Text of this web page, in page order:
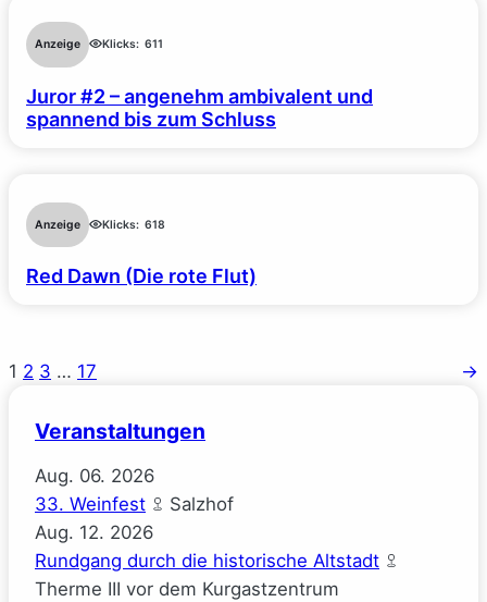
Anzeige Klicks: 611
Juror #2 – angenehm ambivalent und
spannend bis zum Schluss
Anzeige Klicks: 618
Red Dawn (Die rote Flut)
1 2 3 … 17 →
Veranstaltungen
Aug. 06. 2026
33. Weinfest
Salzhof
Aug. 12. 2026
Rundgang durch die historische Altstadt
Therme III vor dem Kurgastzentrum